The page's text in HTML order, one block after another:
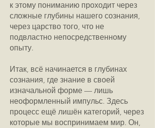
к этому пониманию проходит через
сложные глубины нашего сознания,
через царство того, что не
подвластно непосредственному
опыту.
Итак, всё начинается в глубинах
сознания, где знание в своей
изначальной форме — лишь
неоформленный импульс. Здесь
процесс ещё лишён категорий, через
которые мы воспринимаем мир. Он,